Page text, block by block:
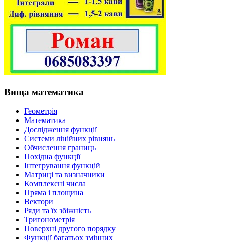
Вища математика
Геометрія
Математика
Дослідження функції
Системи лінійних рівнянь
Обчислення границь
Похідна функції
Інтегрування функцій
Матриці та визначники
Комплексні числа
Пряма і площина
Вектори
Ряди та їх збіжність
Тригонометрія
Поверхні другого порядку
Функції багатьох змінних